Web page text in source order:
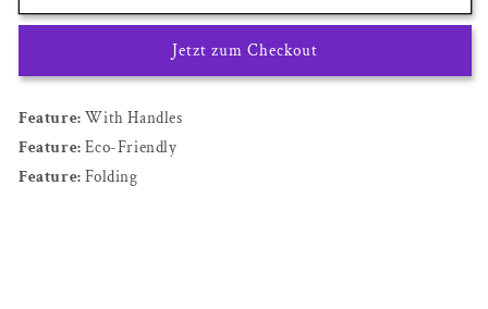
Jetzt zum Checkout
Feature: With Handles
Feature: Eco-Friendly
Feature: Folding